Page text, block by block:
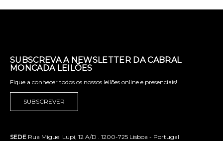
SUBSCREVA A NEWSLETTER DA CABRAL
MONCADA LEILÕES
Fique a conhecer todos os nossos leilões online e presenciais!
SUBSCREVER
SEDE Rua Miguel Lupi, 12 A/D . 1200-725 Lisboa - Portugal